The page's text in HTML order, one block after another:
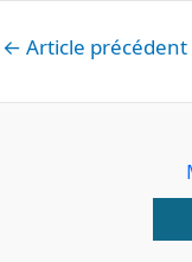
← Article précédent